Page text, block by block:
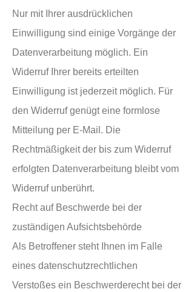
Nur mit Ihrer ausdrücklichen
Einwilligung sind einige Vorgänge der
Datenverarbeitung möglich. Ein
Widerruf Ihrer bereits erteilten
Einwilligung ist jederzeit möglich. Für
den Widerruf genügt eine formlose
Mitteilung per E-Mail. Die
Rechtmäßigkeit der bis zum Widerruf
erfolgten Datenverarbeitung bleibt vom
Widerruf unberührt.
Recht auf Beschwerde bei der
zuständigen Aufsichtsbehörde
Als Betroffener steht Ihnen im Falle
eines datenschutzrechtlichen
Verstoßes ein Beschwerderecht bei der